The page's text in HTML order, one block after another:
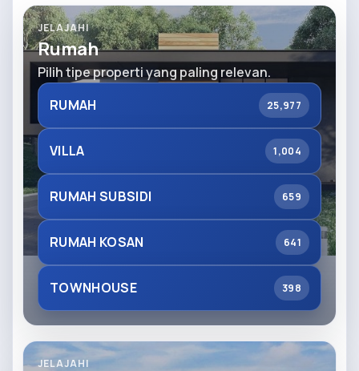
JELAJAHI
Rumah
Pilih tipe properti yang paling relevan.
RUMAH
25,977
VILLA 1,004
RUMAH SUBSIDI 659
RUMAH KOSAN 641
TOWNHOUSE 398
JELAJAHI